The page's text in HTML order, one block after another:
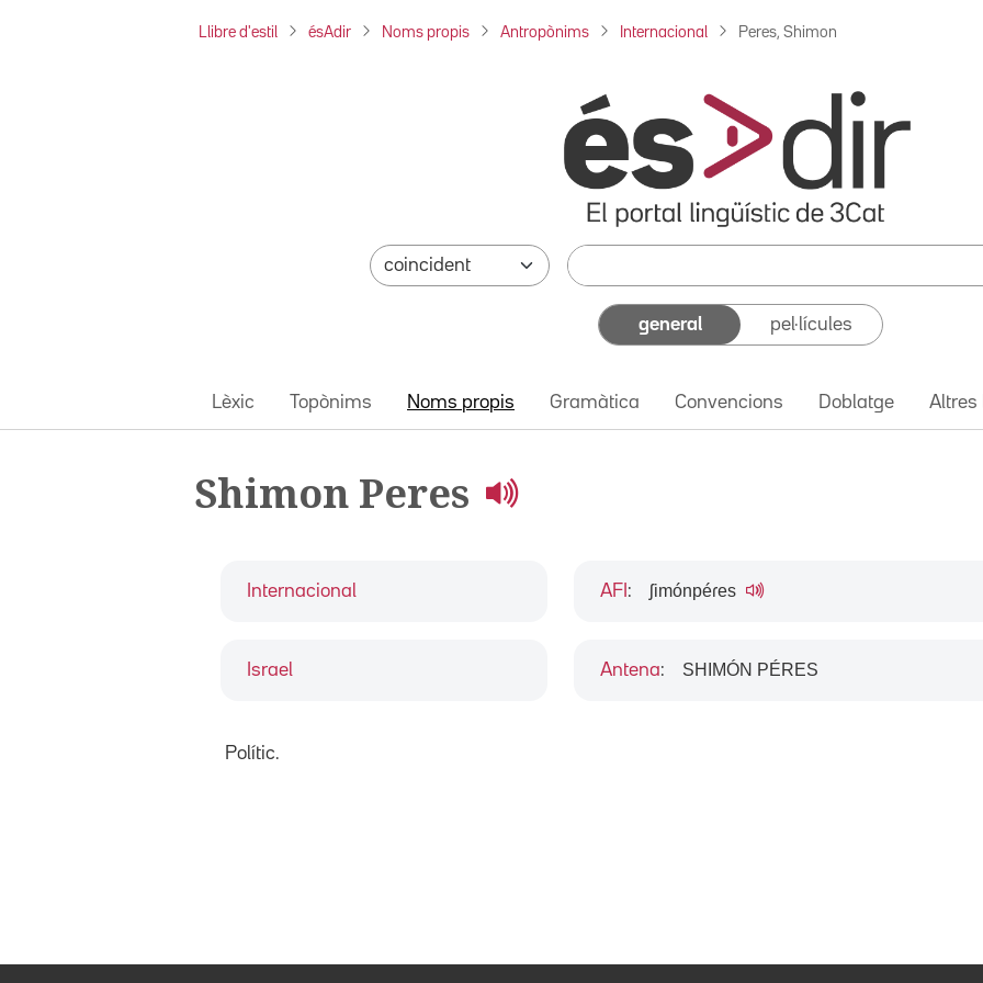
Llibre d'estil ésAdir Noms propis Antropònims Internacional Peres, Shimon
general pel·lícules
Lèxic Topònims Noms propis Gramàtica Convencions Doblatge Altres
Shimon Peres
Internacional
Israel
AFI : ʃimónpéɾes
Antena: SHIMÓN PÉRES
Polític.